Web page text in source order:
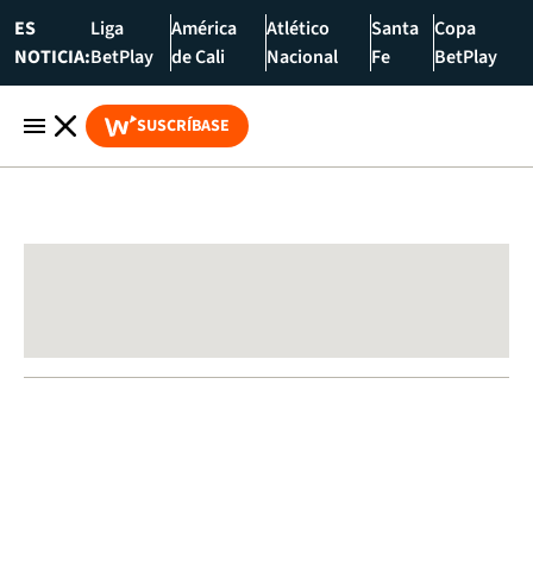
ES
NOTICIA:
Liga
BetPlay
América
de Cali
Atlético
Nacional
Santa
Fe
Copa
BetPlay
SUSCRÍBASE